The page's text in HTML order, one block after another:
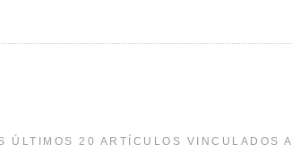
ÚLTIMOS 20 ARTÍCULOS VINCULADOS A